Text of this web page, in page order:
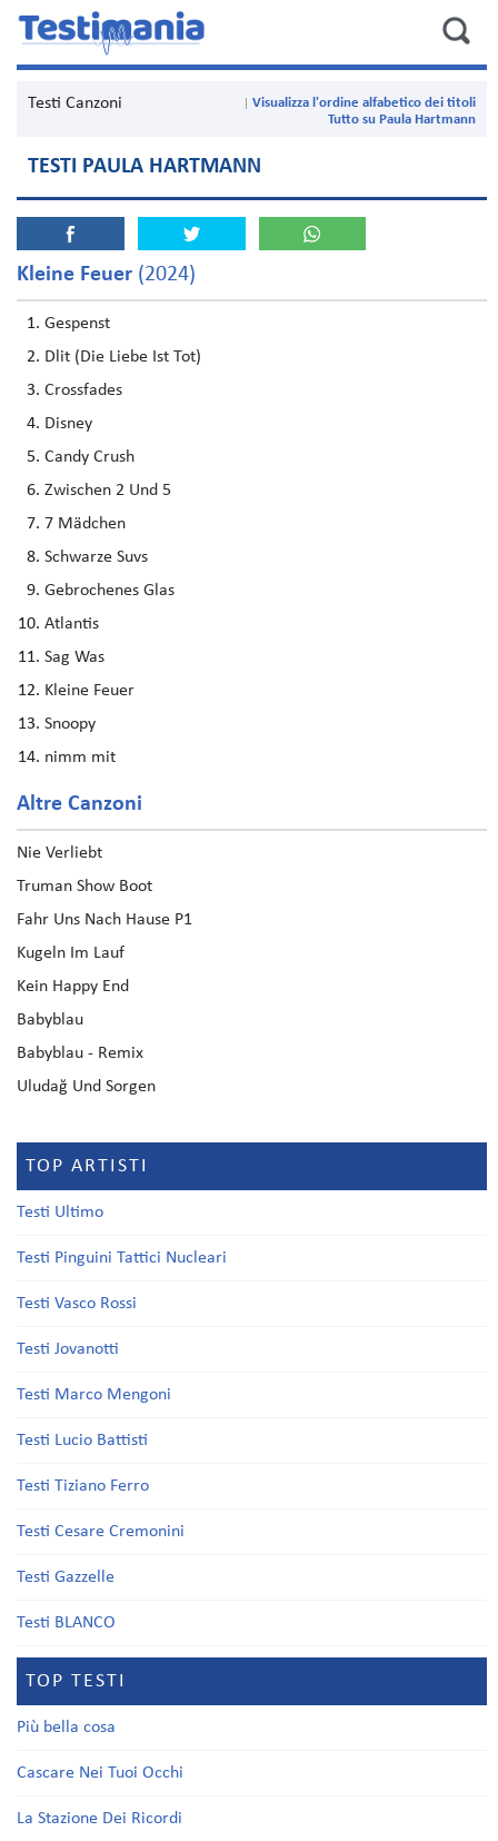
Testi Canzoni
Visualizza l'ordine alfabetico dei titoli
Tutto su Paula Hartmann
TESTI PAULA HARTMANN
Kleine Feuer (2024)
Gespenst
Dlit (Die Liebe Ist Tot)
Crossfades
Disney
Candy Crush
Zwischen 2 Und 5
7 Mädchen
Schwarze Suvs
Gebrochenes Glas
Atlantis
Sag Was
Kleine Feuer
Snoopy
nimm mit
Altre Canzoni
Nie Verliebt
Truman Show Boot
Fahr Uns Nach Hause P1
Kugeln Im Lauf
Kein Happy End
Babyblau
Babyblau - Remix
Uludağ Und Sorgen
TOP ARTISTI
Testi Ultimo
Testi Pinguini Tattici Nucleari
Testi Vasco Rossi
Testi Jovanotti
Testi Marco Mengoni
Testi Lucio Battisti
Testi Tiziano Ferro
Testi Cesare Cremonini
Testi Gazzelle
Testi BLANCO
TOP TESTI
Più bella cosa
Cascare Nei Tuoi Occhi
La Stazione Dei Ricordi